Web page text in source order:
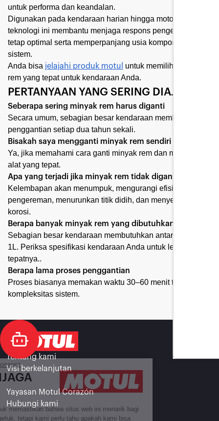
Continue without consent
KAMI MENJAGA
ANDA
Kami menunggu untuk memastikan bahwa situs web ini menarik bagi
Anda sebelum mengetuk, tetapi kami perlu tahu apakah kami bisa
untuk performa dan keandalan.
Digunakan pada kendaraan harian hingga motorsport,
teknologi ini membantu menjaga respons pengereman
tetap optimal serta memperpanjang usia komponen
sistem.
Anda bisa jelajahi produk motul
untuk memilih minyak
rem yang tepat untuk kendaraan Anda.
PERTANYAAN YANG SERING DIAJUKAN
Seberapa sering minyak rem harus diganti
Secara umum, sebagian besar kendaraan membutuhkan
penggantian setiap dua tahun sekali.
Bisakah saya mengganti minyak rem sendiri
Ya, jika memahami cara ganti minyak rem dan memiliki
alat yang tepat.
Apa yang terjadi jika minyak rem tidak diganti
Kelembapan akan menumpuk, mengurangi efisiensi
pengereman, menurunkan titik didih, dan menyebabkan
korosi.
Berapa banyak minyak rem yang dibutuhkan
Sebagian besar kendaraan membutuhkan antara 0,5L dan
1L. Periksa spesifikasi kendaraan Anda untuk lebih
tepatnya..
Berapa lama proses penggantian
Proses biasanya memakan waktu 30–60 menit tergantung
kompleksitas sistem.
Tentang kami
Visi berkelanjutan
Yayasan Motul Corazón
Hubungi kami